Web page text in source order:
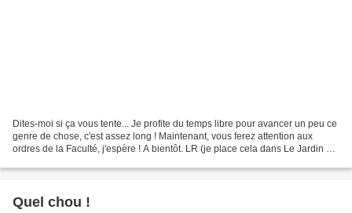
Dites-moi si ça vous tente... Je profite du temps libre pour avancer un peu ce
genre de chose, c'est assez long ! Maintenant, vous ferez attention aux
ordres de la Faculté, j'espère ! A bientôt. LR (je place cela dans Le Jardin du
Quel chou !